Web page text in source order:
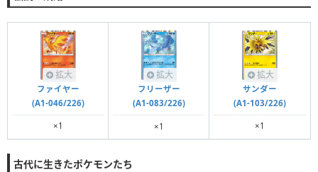
拡大
ファイヤー
(A1-046/226)
×1
拡大
フリーザー
(A1-083/226)
×1
拡大
サンダー
(A1-103/226)
×1
古代に生きたポケモンたち